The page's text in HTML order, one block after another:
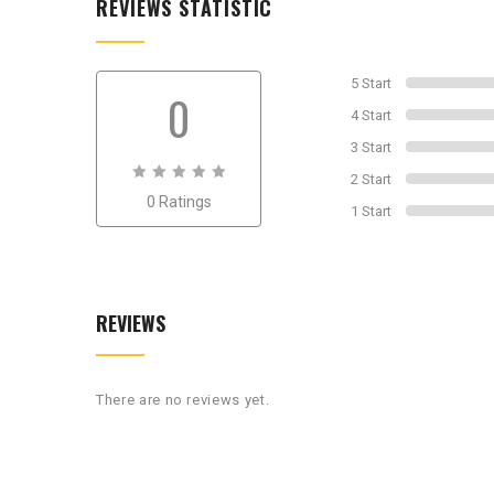
REVIEWS STATISTIC
0
out
0
0 Ratings
5 Start
4 Start
3 Start
2 Start
1 Start
REVIEWS
There are no reviews yet.